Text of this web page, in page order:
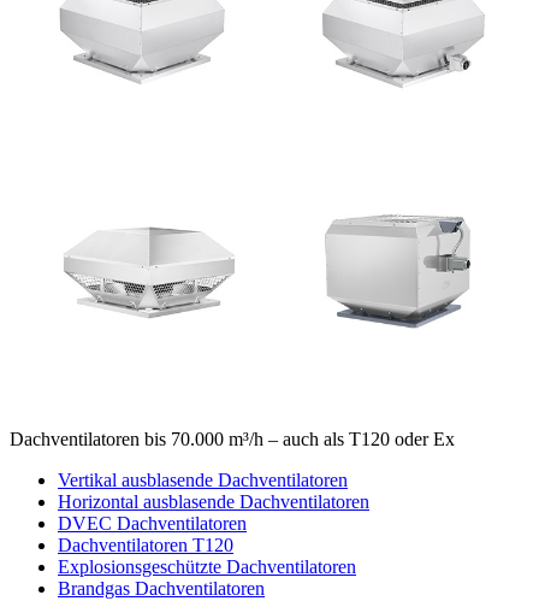
Dachventilatoren bis 70.000 m³/h – auch als T120 oder Ex
Vertikal ausblasende Dachventilatoren
Horizontal ausblasende Dachventilatoren
DVEC Dachventilatoren
Dachventilatoren T120
Explosionsgeschützte Dachventilatoren
Brandgas Dachventilatoren